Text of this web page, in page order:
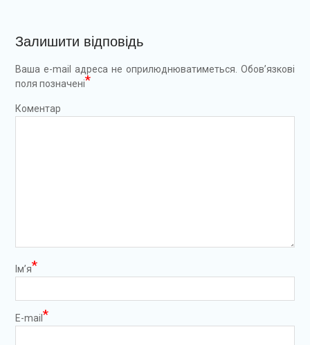
Залишити відповідь
Ваша e-mail адреса не оприлюднюватиметься. Обов’язкові
поля позначені*
Коментар
Ім’я*
E-mail *